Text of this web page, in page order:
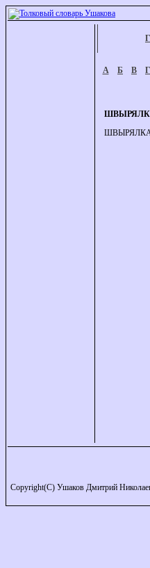
А Б В Г
ШВЫРЯЛКА,
Copyright(C) Ушаков Дмитрий